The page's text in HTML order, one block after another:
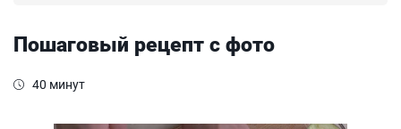
Пошаговый рецепт с фото
40 минут